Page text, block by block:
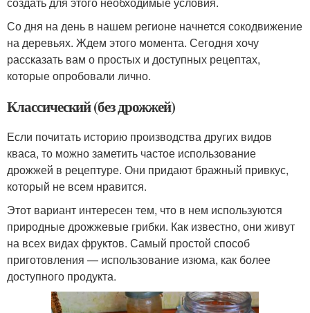
Со дня на день в нашем регионе начнется сокодвижение
на деревьях. Ждем этого момента. Сегодня хочу
рассказать вам о простых и доступных рецептах,
которые опробовали лично.
Классический (без дрожжей)
Если почитать историю производства других видов
кваса, то можно заметить частое использование
дрожжей в рецептуре. Они придают бражный привкус,
который не всем нравится.
Этот вариант интересен тем, что в нем используются
природные дрожжевые грибки. Как известно, они живут
на всех видах фруктов. Самый простой способ
приготовления — использование изюма, как более
доступного продукта.